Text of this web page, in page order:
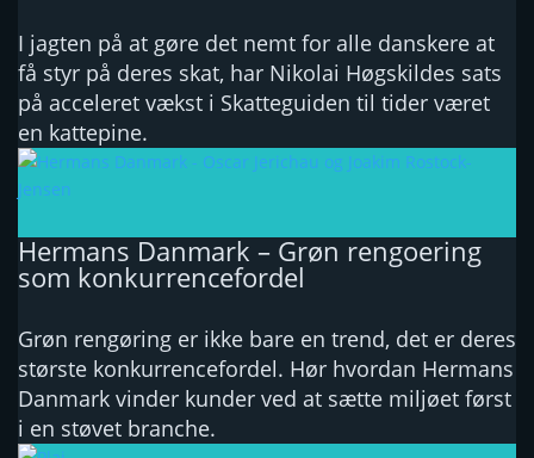
I jagten på at gøre det nemt for alle danskere at
få styr på deres skat, har Nikolai Høgskildes sats
på acceleret vækst i Skatteguiden til tider været
en kattepine.
Hermans Danmark – Grøn rengoering
som konkurrencefordel
Grøn rengøring er ikke bare en trend, det er deres
største konkurrencefordel. Hør hvordan Hermans
Danmark vinder kunder ved at sætte miljøet først
i en støvet branche.